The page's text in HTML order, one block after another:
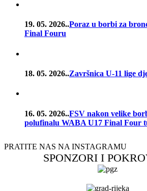
19. 05. 2026..Poraz u borbi za
Final Fouru
18. 05. 2026..Završnica U-11 lige
16. 05. 2026..FSV nakon velike
polufinalu WABA U17 Final Four
PRATITE NAS NA INSTAGRAMU
SPONZORI I